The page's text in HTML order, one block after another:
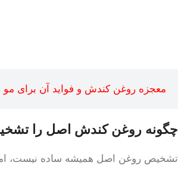
معجزه روغن کندش و فواید آن برای
چگونه روغن کندش اصل را
تشخیص روغن اصل همیشه ساده نیست، اما